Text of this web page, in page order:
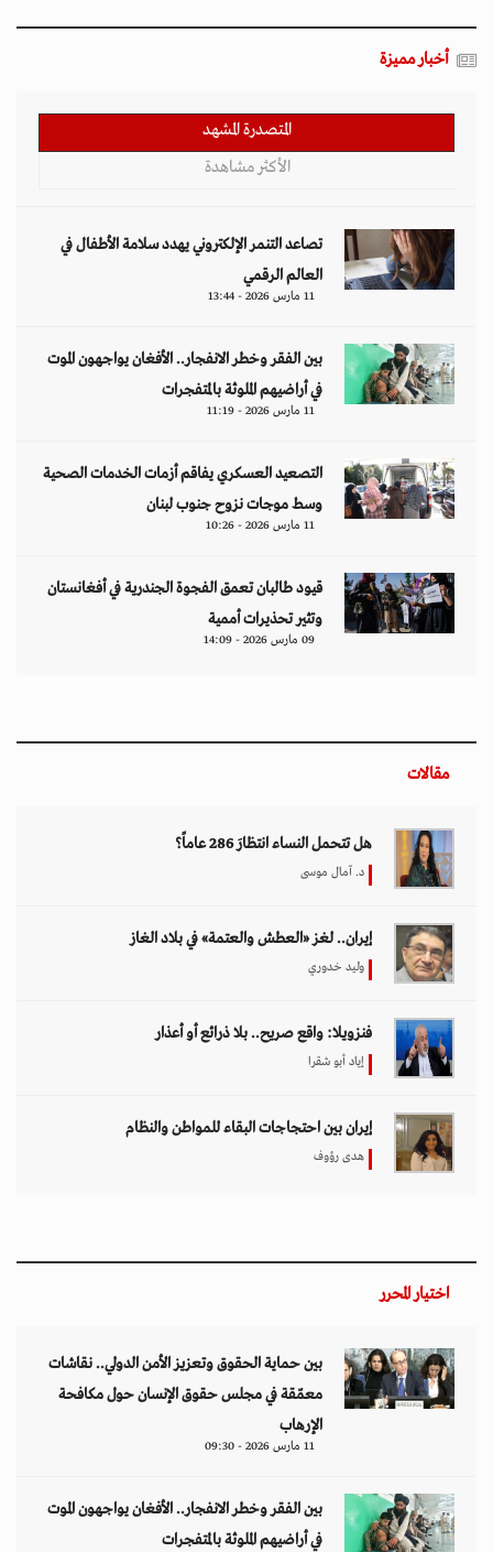
أخبار مميزة
المتصدرة المشهد
الأكثر مشاهدة
تصاعد التنمر الإلكتروني يهدد سلامة الأطفال في
العالم الرقمي
11 مارس 2026 - 13:44
بين الفقر وخطر الانفجار.. الأفغان يواجهون الموت
في أراضيهم الملوثة بالمتفجرات
11 مارس 2026 - 11:19
التصعيد العسكري يفاقم أزمات الخدمات الصحية
وسط موجات نزوح جنوب لبنان
11 مارس 2026 - 10:26
قيود طالبان تعمق الفجوة الجندرية في أفغانستان
وتثير تحذيرات أممية
09 مارس 2026 - 14:09
مقالات
هل تتحمل النساء انتظارَ 286 عاماً؟
د. آمال موسى
إيران.. لغز «العطش والعتمة» في بلاد الغاز
وليد خدوري
فنزويلا: واقع صريح.. بلا ذرائع أو أعذار
إياد أبو شقرا
إيران بين احتجاجات البقاء للمواطن والنظام
هدى رؤوف
اختيار المحرر
بين حماية الحقوق وتعزيز الأمن الدولي.. نقاشات
معمّقة في مجلس حقوق الإنسان حول مكافحة
الإرهاب
11 مارس 2026 - 09:30
بين الفقر وخطر الانفجار.. الأفغان يواجهون الموت
في أراضيهم الملوثة بالمتفجرات